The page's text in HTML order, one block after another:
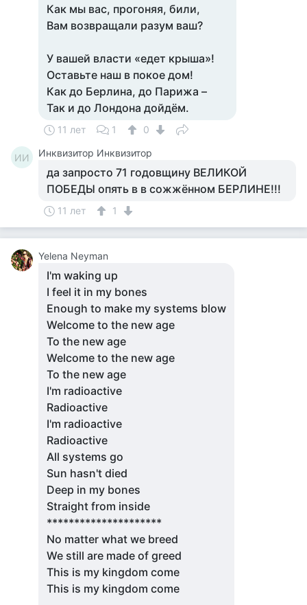
Как мы вас, прогоняя, били,
Вам возвращали разум ваш?
У вашей власти «едет крыша»!
Оставьте наш в покое дом!
Как до Берлина, до Парижа –
Так и до Лондона дойдём.
11 лет 1 0
ИИ Инквизитор Инквизитор
да запросто 71 годовщину ВЕЛИКОЙ
ПОБЕДЫ опять в в сожжённом БЕРЛИНЕ!!!
11 лет 1
Yelena Neyman
I'm waking up
I feel it in my bones
Enough to make my systems blow
Welcome to the new age
To the new age
Welcome to the new age
To the new age
I'm radioactive
Radioactive
I'm radioactive
Radioactive
All systems go
Sun hasn't died
Deep in my bones
Straight from inside
*********************
No matter what we breed
We still are made of greed
This is my kingdom come
This is my kingdom come